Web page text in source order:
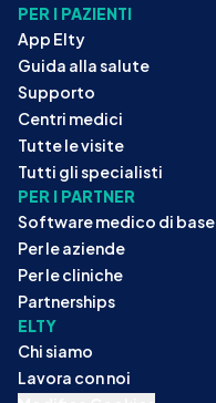
PER I PAZIENTI
App Elty
Guida alla salute
Supporto
Centri medici
Tutte le visite
Tutti gli specialisti
PER I PARTNER
Software medico di base
Per le aziende
Per le cliniche
Partnerships
ELTY
Chi siamo
Lavora con noi